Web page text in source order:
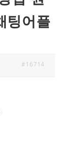
팅어플
#16714